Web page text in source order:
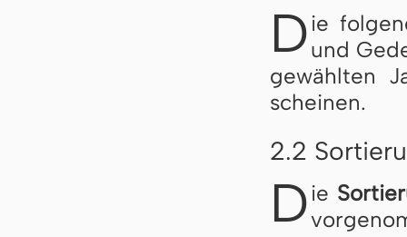
D ie
und
ge­wähl­ten
schei­nen.
2.2
D ie